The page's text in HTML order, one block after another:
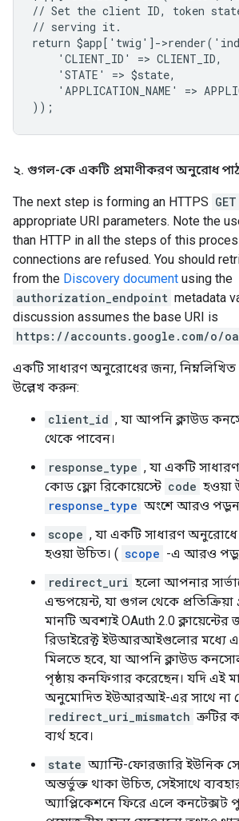
// Set the client ID, token
// serving it.
return $app['twig']-
    'CLIENT_ID' => CLIENT_ID,
    'STATE' => $state,
'APPLICATION_NAME' =>
));
২. গুগল-কে একটি প্রমাণীকরণ অনুরোধ
The next step is forming an HTTPS GET
appropriate URI parameters. Note the
than HTTP in all the steps of this
connections are refused. You should
from the Discovery document using the
authorization_endpoint metadata
discussion assumes the base URI is
https://accounts.google.com/o/
একটি সাধারণ অনুরোধের জন্য, নিম্নলিখিত
উল্লেখ করুন:
client_id , যা আপনি ক্লাউড
থেকে পাবেন।
response_type , যা একটি
কোড ফ্লো রিকোয়েস্টে code হওয়া
response_type অংশে আরও
scope , যা একটি সাধারণ অনুরোধে
হওয়া উচিত। ( scope -এ আরও
redirect_uri হলো আপনার
এন্ডপয়েন্ট, যা গুগল থেকে
মানটি অবশ্যই OAuth 2.0
রিডাইরেক্ট ইউআরআইগুলোর মধ্যে
মিলতে হবে, যা আপনি ক্লাউড
পৃষ্ঠায় কনফিগার করেছেন। যদি এই
অনুমোদিত ইউআরআই-এর সাথে না
redirect_uri_mismatch ত্রুটির
ব্যর্থ হবে।
state অ্যান্টি-ফোরজারি ইউনিক
অন্তর্ভুক্ত থাকা উচিত, সেইসাথে
অ্যাপ্লিকেশনে ফিরে এলে কনটেক্সট